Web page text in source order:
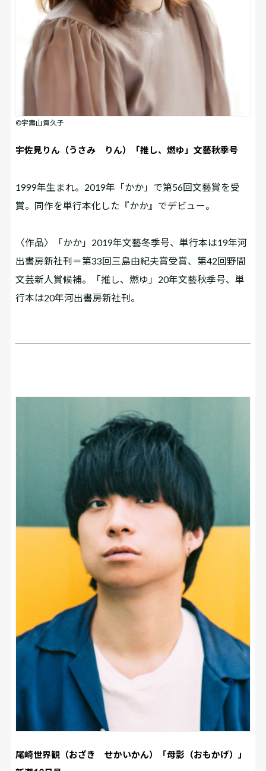
©宇壽山貴久子
宇佐見りん（うさみ りん）「推し、燃ゆ」文藝秋季号
1999年生まれ。2019年「かか」で第56回文藝賞を受
賞。同作を単行本化した『かか』でデビュー。
〈作品〉「かか」2019年文藝冬季号、単行本は19年河
出書房新社刊＝第33回三島由紀夫賞受賞、第42回野間
文芸新人賞候補。「推し、燃ゆ」20年文藝秋季号、単
行本は20年河出書房新社刊。
尾崎世界観（おざき せかいかん）「母影（おもかげ）」